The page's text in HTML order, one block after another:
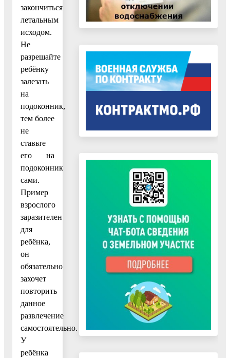
закончиться
летальным
исходом.
Не
разрешайте
ребёнку
залезать
на
подоконник,
тем более
не
ставьте
его на
подоконник
сами.
Пример
взрослого
заразителен
для
ребёнка,
он
обязательно
захочет
повторить
данное
развлечение
самостоятельно.
У
ребёнка